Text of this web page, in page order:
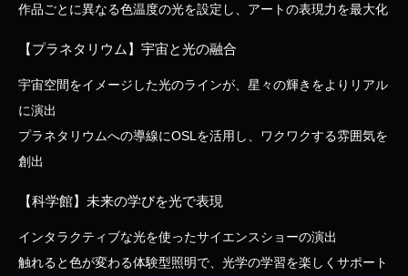
作品ごとに異なる色温度の光を設定し、アートの表現力を最大化
【プラネタリウム】宇宙と光の融合
宇宙空間をイメージした光のラインが、星々の輝きをよりリアル
に演出
プラネタリウムへの導線にOSLを活用し、ワクワクする雰囲気を
創出
【科学館】未来の学びを光で表現
インタラクティブな光を使ったサイエンスショーの演出
触れると色が変わる体験型照明で、光学の学習を楽しくサポート